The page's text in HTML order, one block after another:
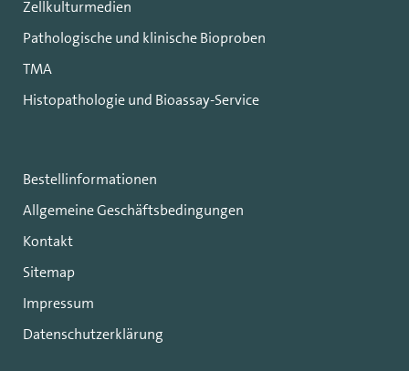
Zellkulturmedien
Pathologische und klinische Bioproben
TMA
Histopathologie und Bioassay-Service
Bestellinformationen
Allgemeine Geschäftsbedingungen
Kontakt
Sitemap
Impressum
Datenschutzerklärung